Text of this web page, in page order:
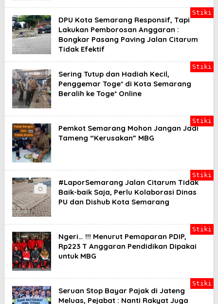
DPU Kota Semarang Responsif, Tapi
Lakukan Pemborosan Anggaran :
Bongkar Pasang Paving Jalan Citarum
Tidak Efektif
Stiki
Sering Tutup dan Hadiah Kecil,
Penggemar Toge* di Kota Semarang
Beralih ke Toge* Online
Stiki
Pemkot Semarang Mohon Jangan Jadi
Tameng “Kerusakan” MBG
Stiki
#LaporSemarang Jalan Citarum Tidak
Baik-baik Saja, Perlu Kolaborasi Dinas
PU dan Dishub Kota Semarang
Stiki
Ngeri… !!! Menurut Pemaparan PDIP,
Rp223 T Anggaran Pendidikan Dipakai
untuk MBG
Stiki
Seruan Stop Bayar Pajak di Jateng
Meluas, Pejabat : Nanti Rakyat Juga
Stiki